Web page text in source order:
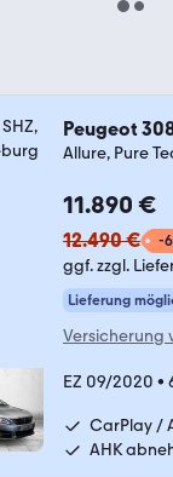
Peugeot
Allure, Pure
11.890 €
12.490 € -
ggf. zzgl.
Lieferung
Versicherung
EZ 09/2020 •
CarPlay /
AHK